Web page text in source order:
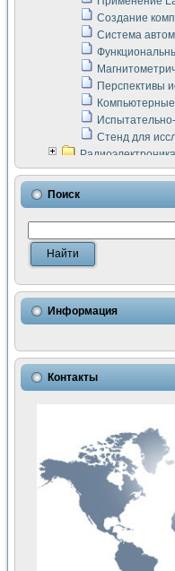
Создание
Система
Перспективы
Стенд для
LabVIEW в
Аппаратно-
Виртуальный
Измерение
Исследовние
Применение
Симуляция
Разработка
Применение
Портативная
Устройство
Передовые
Поиск
Информация
Контакты